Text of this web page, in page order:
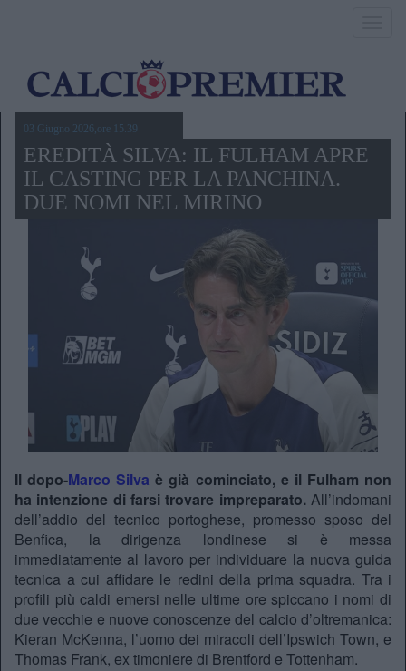
03 Giugno 2026,ore 15.39
EREDITÀ SILVA: IL FULHAM APRE
IL CASTING PER LA PANCHINA.
DUE NOMI NEL MIRINO
Il dopo-Marco Silva è già cominciato, e il Fulham non
ha intenzione di farsi trovare impreparato.All’indomani
dell’addio del tecnico portoghese, promesso sposo del
Benfica, la dirigenza londinese si è messa
immediatamente al lavoro per individuare la nuova guida
tecnica a cui affidare le redini della prima squadra. Tra i
profili più caldi emersi nelle ultime ore spiccano i nomi di
due vecchie e nuove conoscenze del calcio d’oltremanica:
Kieran McKenna, l’uomo dei miracoli dell’Ipswich Town, e
Thomas Frank, ex timoniere di Brentford e Tottenham.